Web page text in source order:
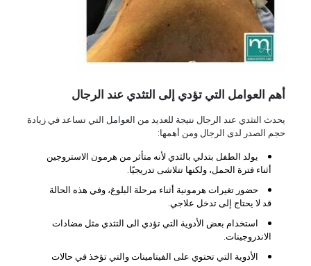
أهم العوامل التي تؤدي إلى التثدي عند الرجال
يحدث التثدي عند الرجال نتيجة للعديد من العوامل التي تساعد في زيادة
حجم الصدر لدى الرجال ومن أهمها:
يولد الطفل بتدلي بالثدي لأنه متأثر من هرمون الاستروجين
أثناء فترة الحمل، ولكنها تتلاشى تدريجيًا.
حضور تغيرات هرمونية أثناء مرحلة البلوغ، وفي هذه الحالة
قد لا يحتاج إلى تدخل علاجي.
استخدام بعض الأدوية التي تؤدي الى التثدي مثل مضادات
الاندروجينات.
الأدوية التي تحتوي على الفيتامينات والتي تؤخذ في حالات